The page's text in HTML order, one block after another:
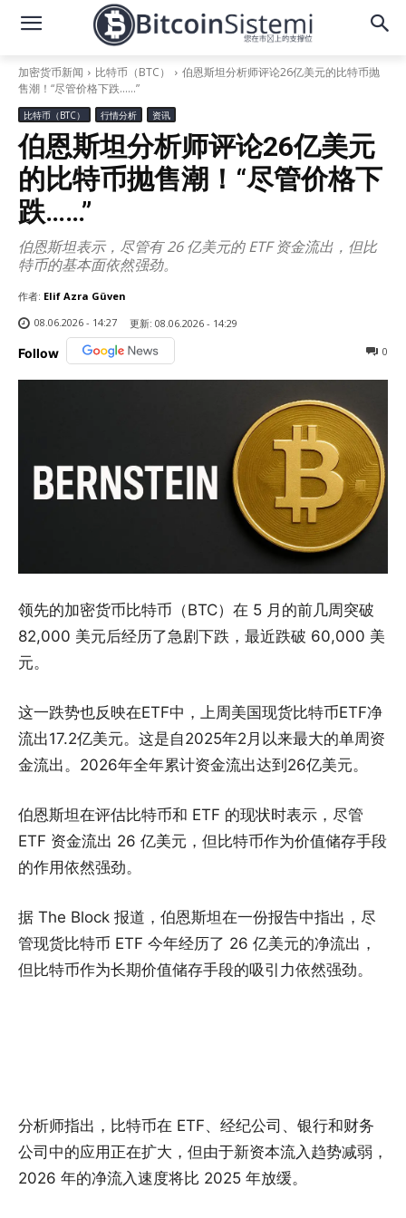
加密货币新闻 比特币（BTC）
伯恩斯坦分析师评论26亿美元的比特币抛
售潮！“尽管价格下跌……”
比特币（BTC） 行情分析 资讯
伯恩斯坦分析师评论26亿美元
的比特币抛售潮！“尽管价格下
跌……”
伯恩斯坦表示，尽管有 26 亿美元的 ETF 资金流出，但比
特币的基本面依然强劲。
作者: Elif Azra Güven
08.06.2026 - 14:27
更新: 08.06.2026 - 14:29
Follow 0
领先的加密货币比特币（BTC）在 5 月的前几周突破
82,000 美元后经历了急剧下跌，最近跌破 60,000 美
元。
这一跌势也反映在ETF中，上周美国现货比特币ETF净
流出17.2亿美元。这是自2025年2月以来最大的单周资
金流出。2026年全年累计资金流出达到26亿美元。
伯恩斯坦在评估比特币和 ETF 的现状时表示，尽管
ETF 资金流出 26 亿美元，但比特币作为价值储存手段
的作用依然强劲。
据 The Block 报道，伯恩斯坦在一份报告中指出，尽
管现货比特币 ETF 今年经历了 26 亿美元的净流出，
但比特币作为长期价值储存手段的吸引力依然强劲。
分析师指出，比特币在 ETF、经纪公司、银行和财务
公司中的应用正在扩大，但由于新资本流入趋势减弱，
2026 年的净流入速度将比 2025 年放缓。